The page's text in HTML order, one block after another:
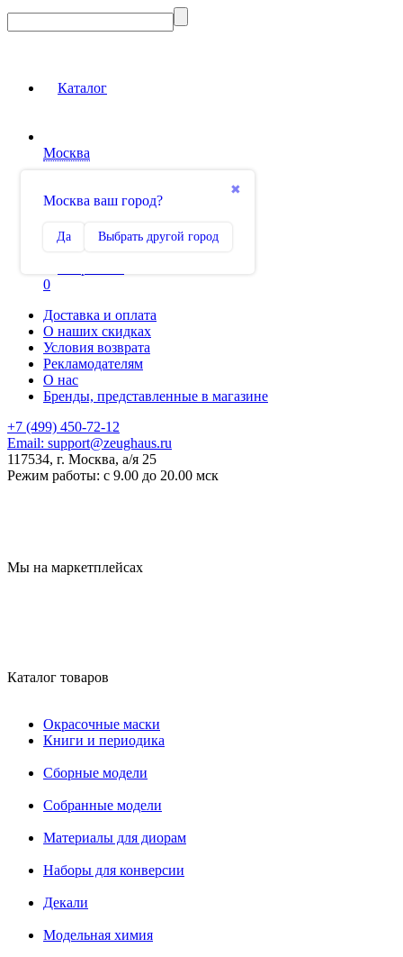
Каталог
Москва
✖
Москва ваш город?
Да Выбрать другой город
Сравнение
0
Доставка и оплата
О наших скидках
Условия возврата
Рекламодателям
О нас
Бренды, представленные в магазине
+7 (499) 450-72-12
Email: support@zeughaus.ru
117534, г. Москва, а/я 25
Режим работы: с 9.00 до 20.00 мск
Мы на маркетплейсах
Каталог товаров
Окрасочные маски
Книги и периодика
Сборные модели
Собранные модели
Материалы для диорам
Наборы для конверсии
Декали
Модельная химия